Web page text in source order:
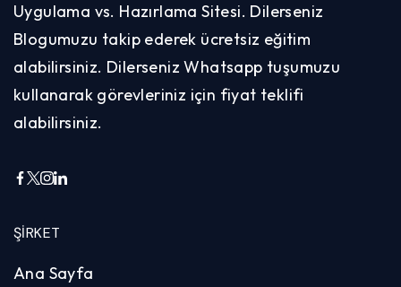
Uygulama vs. Hazırlama Sitesi. Dilerseniz
Blogumuzu takip ederek ücretsiz eğitim
alabilirsiniz. Dilerseniz Whatsapp tuşumuzu
kullanarak görevleriniz için fiyat teklifi
alabilirsiniz.
ŞIRKET
Ana Sayfa